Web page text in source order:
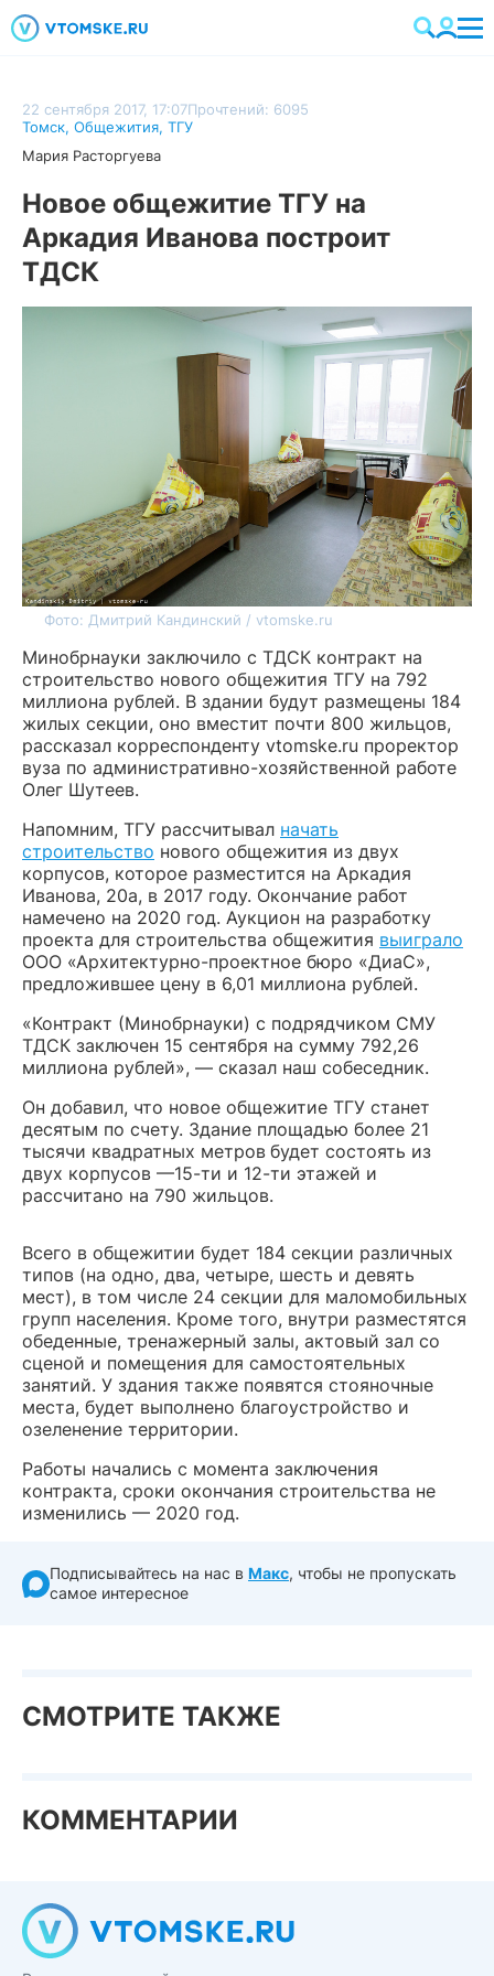
22 сентября 2017, 17:07Прочтений: 6095
Томск, Общежития, ТГУ
Мария Расторгуева
Новое общежитие ТГУ на
Аркадия Иванова построит
ТДСК
Фото: Дмитрий Кандинский / vtomske.ru
Минобрнауки заключило с ТДСК контракт на
строительство нового общежития ТГУ на 792
миллиона рублей. В здании будут размещены 184
жилых секции, оно вместит почти 800 жильцов,
рассказал корреспонденту vtomske.ru проректор
вуза по административно-хозяйственной работе
Олег Шутеев.
Напомним, ТГУ рассчитывал начать
строительство нового общежития из двух
корпусов, которое разместится на Аркадия
Иванова, 20а, в 2017 году. Окончание работ
намечено на 2020 год. Аукцион на разработку
проекта для строительства общежития выиграло
ООО «Архитектурно-проектное бюро «ДиаС»,
предложившее цену в 6,01 миллиона рублей.
«Контракт (Минобрнауки) с подрядчиком СМУ
ТДСК заключен 15 сентября на сумму 792,26
миллиона рублей», — сказал наш собеседник.
Он добавил, что новое общежитие ТГУ станет
десятым по счету. Здание площадью более 21
тысячи квадратных метров будет состоять из
двух корпусов —15-ти и 12-ти этажей и
рассчитано на 790 жильцов.
Всего в общежитии будет 184 секции различных
типов (на одно, два, четыре, шесть и девять
мест), в том числе 24 секции для маломобильных
групп населения. Кроме того, внутри разместятся
обеденные, тренажерный залы, актовый зал со
сценой и помещения для самостоятельных
занятий. У здания также появятся стояночные
места, будет выполнено благоустройство и
озеленение территории.
Работы начались с момента заключения
контракта, сроки окончания строительства не
изменились — 2020 год.
Подписывайтесь на нас в Макс, чтобы не пропускать
самое интересное
СМОТРИТЕ ТАКЖЕ
КОММЕНТАРИИ